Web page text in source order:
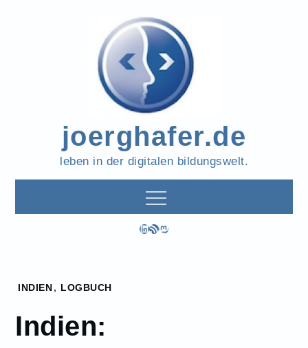
joerghafer.de
leben in der digitalen bildungswelt.
LinkedIn
RSS-FeedMastodon
Home
März
28
INDIEN, LOGBUCH
Indien: